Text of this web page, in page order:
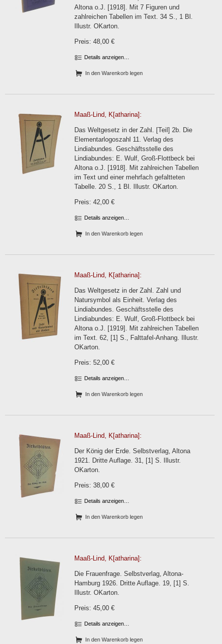
Altona o.J. [1918]. Mit 7 Figuren und
zahlreichen Tabellen im Text. 34 S., 1 Bl.
Illustr. OKarton.
Preis: 48,00 €
Details anzeigen…
In den Warenkorb legen
Maaß-Lind, K[atharina]:
Das Weltgesetz in der Zahl. [Teil] 2b. Die
Elementarlogoszahl 11. Verlag des
Lindiabundes. Geschäftsstelle des
Lindiabundes: E. Wulf, Groß-Flottbeck bei
Altona o.J. [1918]. Mit zahlreichen Tabellen
im Text und einer mehrfach gefaltteten
Tabelle. 20 S., 1 Bl. Illustr. OKarton.
Preis: 42,00 €
Details anzeigen…
In den Warenkorb legen
Maaß-Lind, K[atharina]:
Das Weltgesetz in der Zahl. Zahl und
Natursymbol als Einheit. Verlag des
Lindiabundes. Geschäftsstelle des
Lindiabundes: E. Wulf, Groß-Flottbeck bei
Altona o.J. [1919]. Mit zahlreichen Tabellen
im Text. 62, [1] S., Falttafel-Anhang. Illustr.
OKarton.
Preis: 52,00 €
Details anzeigen…
In den Warenkorb legen
Maaß-Lind, K[atharina]:
Der König der Erde. Selbstverlag, Altona
1921. Dritte Auflage. 31, [1] S. Illustr.
OKarton.
Preis: 38,00 €
Details anzeigen…
In den Warenkorb legen
Maaß-Lind, K[atharina]:
Die Frauenfrage. Selbstverlag, Altona-
Hamburg 1926. Dritte Auflage. 19, [1] S.
Illustr. OKarton.
Preis: 45,00 €
Details anzeigen…
In den Warenkorb legen